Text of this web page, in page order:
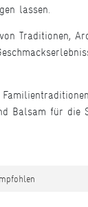
lassen.
Traditionen,
Balsam für die